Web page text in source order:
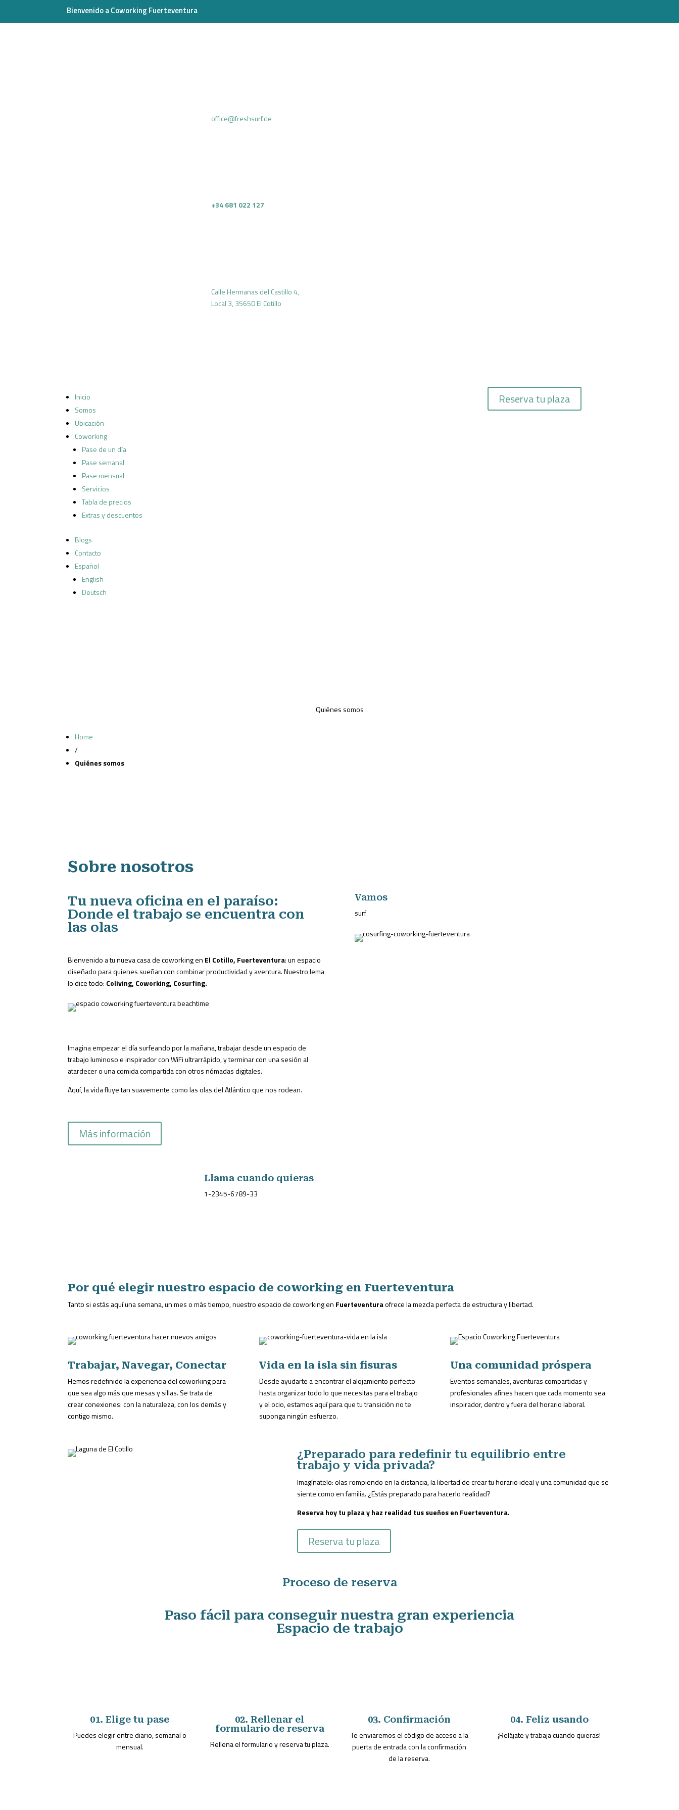
Bienvenido a Coworking Fuerteventura
office@freshsurf.de
+34 681 022 127
Calle Hermanas del Castillo 4,
Local 3, 35650 El Cotillo
Inicio
Somos
Ubicación
Coworking
Pase de un día
Pase semanal
Pase mensual
Servicios
Tabla de precios
Extras y descuentos
Blogs
Contacto
Español
English
Deutsch
Reserva tu plaza
Quiénes somos
Home
/
Quiénes somos
Sobre nosotros
Tu nueva oficina en el paraíso:
Donde el trabajo se encuentra con
las olas
Bienvenido a tu nueva casa de coworking en El Cotillo, Fuerteventura: un espacio
diseñado para quienes sueñan con combinar productividad y aventura. Nuestro lema
lo dice todo: Coliving, Coworking, Cosurfing.
Imagina empezar el día surfeando por la mañana, trabajar desde un espacio de
trabajo luminoso e inspirador con WiFi ultrarrápido, y terminar con una sesión al
atardecer o una comida compartida con otros nómadas digitales.
Aquí, la vida fluye tan suavemente como las olas del Atlántico que nos rodean.
Más información
Llama cuando quieras
1-2345-6789-33
Vamos
surf
Por qué elegir nuestro espacio de coworking en Fuerteventura
Tanto si estás aquí una semana, un mes o más tiempo, nuestro espacio de coworking en Fuerteventuraofrece la mezcla perfecta de estructura y libertad.
Trabajar, Navegar, Conectar
Hemos redefinido la experiencia del coworking para
que sea algo más que mesas y sillas. Se trata de
crear conexiones: con la naturaleza, con los demás y
contigo mismo.
Vida en la isla sin fisuras
Desde ayudarte a encontrar el alojamiento perfecto
hasta organizar todo lo que necesitas para el trabajo
y el ocio, estamos aquí para que tu transición no te
suponga ningún esfuerzo.
Una comunidad próspera
Eventos semanales, aventuras compartidas y
profesionales afines hacen que cada momento sea
inspirador, dentro y fuera del horario laboral.
¿Preparado para redefinir tu equilibrio entre
trabajo y vida privada?
Imagínatelo: olas rompiendo en la distancia, la libertad de crear tu horario ideal y una comunidad que se
siente como en familia. ¿Estás preparado para hacerlo realidad?
Reserva hoy tu plaza y haz realidad tus sueños en Fuerteventura.
Reserva tu plaza
Proceso de reserva
Paso fácil para conseguir nuestra gran experiencia
Espacio de trabajo
01. Elige tu pase
Puedes elegir entre diario, semanal o
mensual.
02. Rellenar el
formulario de reserva
Rellena el formulario y reserva tu plaza.
03. Confirmación
Te enviaremos el código de acceso a la
puerta de entrada con la confirmación
de la reserva.
04. Feliz usando
¡Relájate y trabaja cuando quieras!